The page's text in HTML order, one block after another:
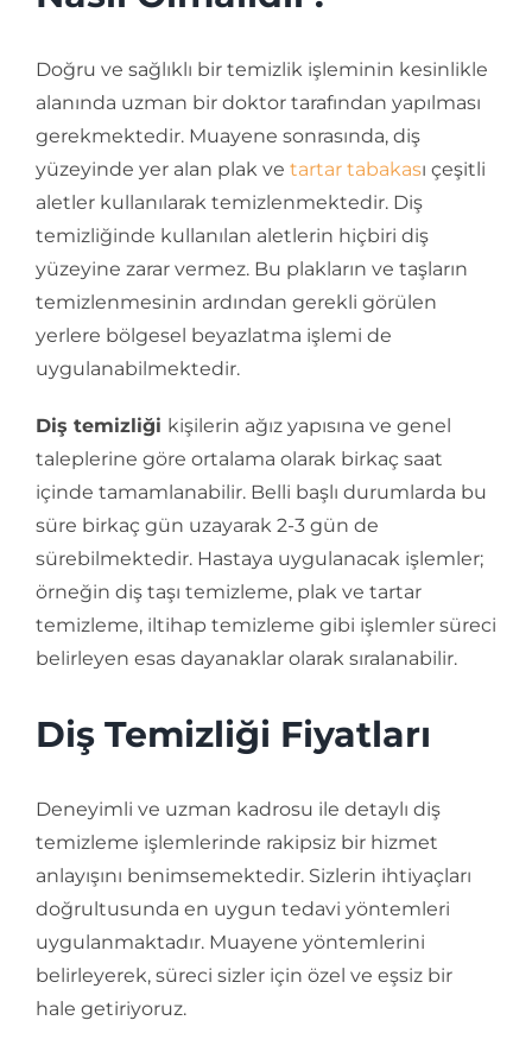
Doğru ve sağlıklı bir temizlik işleminin kesinlikle
alanında uzman bir doktor tarafından yapılması
gerekmektedir. Muayene sonrasında, diş
yüzeyinde yer alan plak ve tartar tabakası çeşitli
aletler kullanılarak temizlenmektedir. Diş
temizliğinde kullanılan aletlerin hiçbiri diş
yüzeyine zarar vermez. Bu plakların ve taşların
temizlenmesinin ardından gerekli görülen
yerlere bölgesel beyazlatma işlemi de
uygulanabilmektedir.
Diş temizliği kişilerin ağız yapısına ve genel
taleplerine göre ortalama olarak birkaç saat
içinde tamamlanabilir. Belli başlı durumlarda bu
süre birkaç gün uzayarak 2-3 gün de
sürebilmektedir. Hastaya uygulanacak işlemler;
örneğin diş taşı temizleme, plak ve tartar
temizleme, iltihap temizleme gibi işlemler süreci
belirleyen esas dayanaklar olarak sıralanabilir.
Diş Temizliği Fiyatları
Deneyimli ve uzman kadrosu ile detaylı diş
temizleme işlemlerinde rakipsiz bir hizmet
anlayışını benimsemektedir. Sizlerin ihtiyaçları
doğrultusunda en uygun tedavi yöntemleri
uygulanmaktadır. Muayene yöntemlerini
belirleyerek, süreci sizler için özel ve eşsiz bir
hale getiriyoruz.